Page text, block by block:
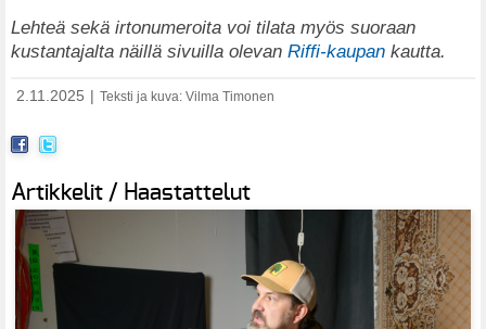
Lehteä sekä irtonumeroita voi tilata myös suoraan
kustantajalta näillä sivuilla olevan Riffi-kaupan kautta.
2.11.2025 Teksti ja kuva: Vilma Timonen
Artikkelit / Haastattelut